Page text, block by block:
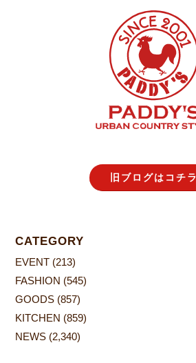
旧ブログはコチラ
CATEGORY
EVENT (213)
FASHION (545)
GOODS (857)
KITCHEN (859)
NEWS (2,340)